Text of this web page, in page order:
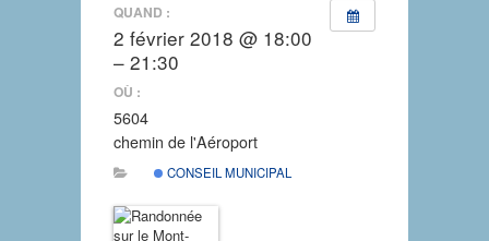
QUAND :
2 février 2018 @ 18:00
– 21:30
OÙ :
5604
chemin de l'Aéroport
CONSEIL MUNICIPAL